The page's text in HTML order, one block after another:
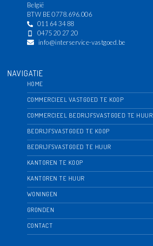
België
BTW BE 0778.696.006
011 64 34 88
0475 20 27 20
info@interservice-vastgoed.be
NAVIGATIE
HOME
COMMERCIEEL VASTGOED TE KOOP
COMMERCIEEL BEDRIJFSVASTGOED TE HUUR
BEDRIJFSVASTGOED TE KOOP
BEDRIJFSVASTGOED TE HUUR
KANTOREN TE KOOP
KANTOREN TE HUUR
WONINGEN
GRONDEN
CONTACT